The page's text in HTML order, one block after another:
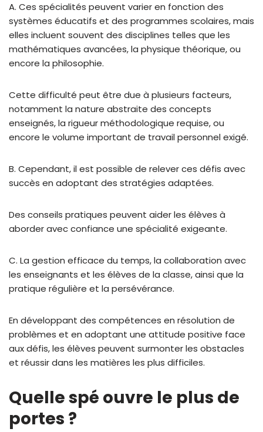
A. Ces spécialités peuvent varier en fonction des
systèmes éducatifs et des programmes scolaires, mais
elles incluent souvent des disciplines telles que les
mathématiques avancées, la physique théorique, ou
encore la philosophie.
Cette difficulté peut être due à plusieurs facteurs,
notamment la nature abstraite des concepts
enseignés, la rigueur méthodologique requise, ou
encore le volume important de travail personnel exigé.
B. Cependant, il est possible de relever ces défis avec
succès en adoptant des stratégies adaptées.
Des conseils pratiques peuvent aider les élèves à
aborder avec confiance une spécialité exigeante.
C. La gestion efficace du temps, la collaboration avec
les enseignants et les élèves de la classe, ainsi que la
pratique régulière et la persévérance.
En développant des compétences en résolution de
problèmes et en adoptant une attitude positive face
aux défis, les élèves peuvent surmonter les obstacles
et réussir dans les matières les plus difficiles.
Quelle spé ouvre le plus de
portes ?